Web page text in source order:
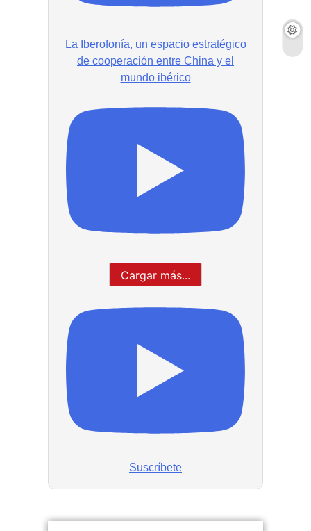
La Iberofonía, un espacio estratégico
de cooperación entre China y el
mundo ibérico
Cargar más...
Suscríbete